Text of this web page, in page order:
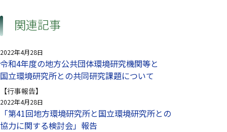
関連記事
2022年4月28日
令和4年度の地方公共団体環境研究機関等と
国立環境研究所との共同研究課題について
【行事報告】
2022年4月28日
「第41回地方環境研究所と国立環境研究所との
協力に関する検討会」報告